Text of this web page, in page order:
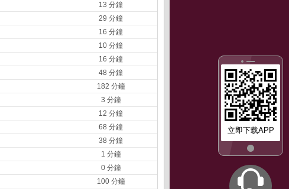
立即下载APP
13 分鐘
29 分鐘
16 分鐘
10 分鐘
16 分鐘
48 分鐘
182 分鐘
3 分鐘
12 分鐘
68 分鐘
38 分鐘
1 分鐘
0 分鐘
100 分鐘